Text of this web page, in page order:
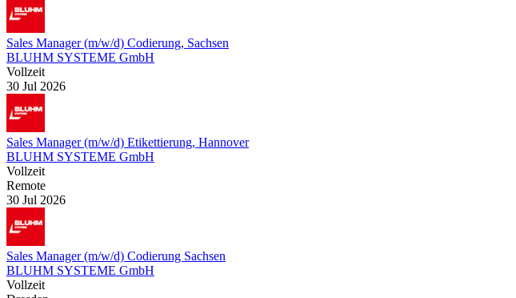
Sales Manager (m/w/d) Codierung, Sachsen
BLUHM SYSTEME GmbH
Vollzeit
30 Jul 2026
Sales Manager (m/w/d) Etikettierung, Hannover
BLUHM SYSTEME GmbH
Vollzeit
Remote
30 Jul 2026
Sales Manager (m/w/d) Codierung Sachsen
BLUHM SYSTEME GmbH
Vollzeit